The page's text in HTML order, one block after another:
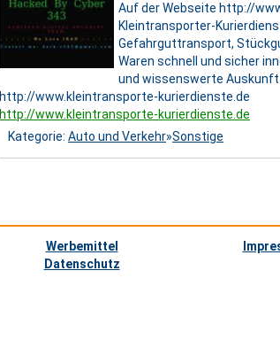
Auf der Webseite http://
Kleintransporter-
Gefahrguttransport,
Waren schnell und sicher
und wissenswerte Auskunft
http://www.kleintransporte-kurierdienste.de
http://www.kleintransporte-kurierdienste.de
Kategorie: Auto und Verkehr»Sonstige
Werbemittel
Datenschutz